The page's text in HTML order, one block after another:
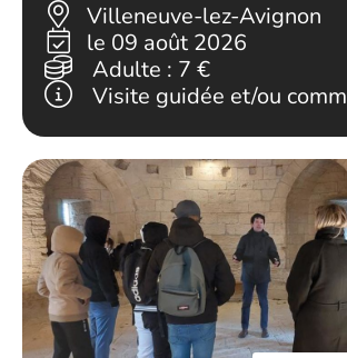
Villeneuve-lez-Avignon
le 09 août 2026
Adulte : 7 €
Visite guidée et/ou